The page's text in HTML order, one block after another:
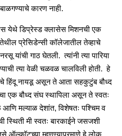
कारण नाही.
येथे डिप्रेस्ड क्लासेस मिशनची एक
तेथील प्रेसिडेन्सी कॉलेजातील तेव्हाचे
यांची गाठ घेतली. त्यांनी त्या पारिया
त्या वेळी चळवळ चालविली होती. हे
हिंदू नायडू असून ते आता सहकुटुंब बौध्द
एक बौध्द संघ स्थापिला असून ते स्वतः
मल्याळ देशांत, विशेषतः पश्चिम व
स्थिती मी स्वतः बारकाईने जसजशी
ऑल्कॉटच्या म्हणण्याप्रमाणे हे लोक